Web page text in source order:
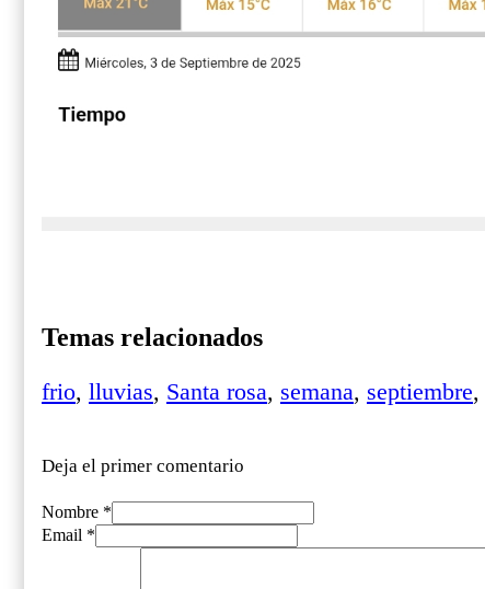
Temas relacionados
frio, lluvias, Santa rosa, semana, septiembre,
Deja el primer comentario
Nombre *
Email *